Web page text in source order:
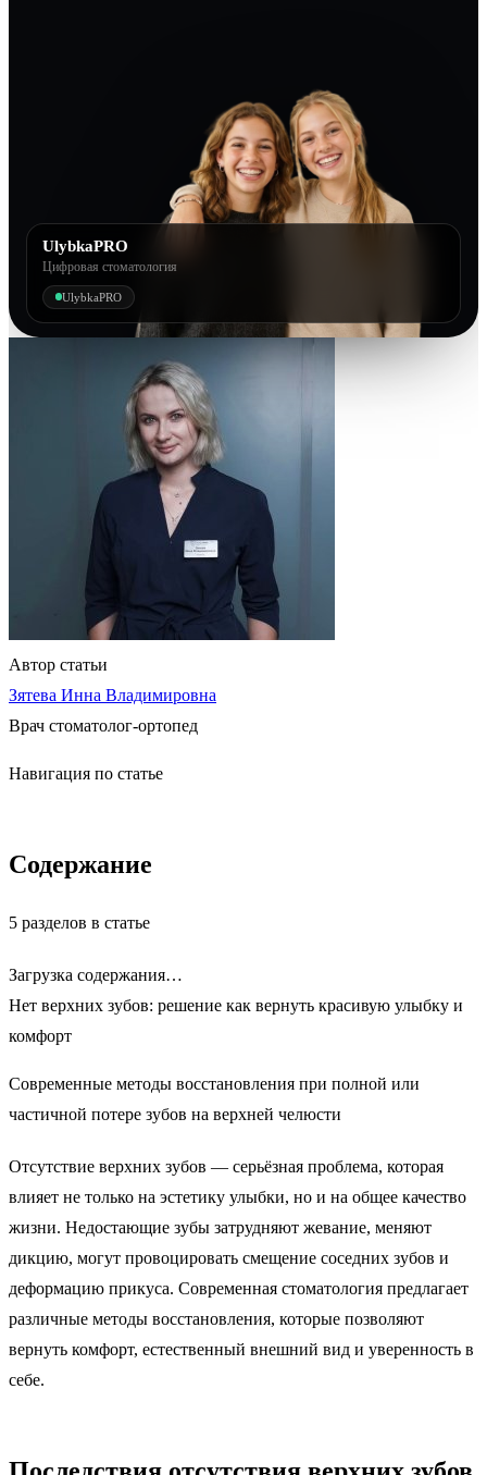
UlybkaPRO
Цифровая стоматология
UlybkaPRO
Автор статьи
Зятева Инна Владимировна
Врач стоматолог-ортопед
Навигация по статье
Содержание
5 разделов в статье
Загрузка содержания…
Нет верхних зубов: решение как вернуть красивую улыбку и
комфорт
Современные методы восстановления при полной или
частичной потере зубов на верхней челюсти
Отсутствие верхних зубов — серьёзная проблема, которая
влияет не только на эстетику улыбки, но и на общее качество
жизни. Недостающие зубы затрудняют жевание, меняют
дикцию, могут провоцировать смещение соседних зубов и
деформацию прикуса. Современная стоматология предлагает
различные методы восстановления, которые позволяют
вернуть комфорт, естественный внешний вид и уверенность в
себе.